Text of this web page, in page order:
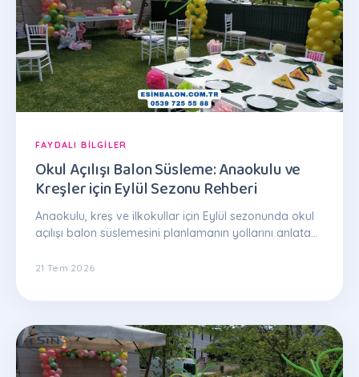
FAYDALI BILGILER
Okul Açılışı Balon Süsleme: Anaokulu ve
Kreşler için Eylül Sezonu Rehberi
Anaokulu, kreş ve ilkokullar için Eylül sezonunda okul
açılışı balon süslemesini planlamanın yollarını anlatan
21 Tem 2026